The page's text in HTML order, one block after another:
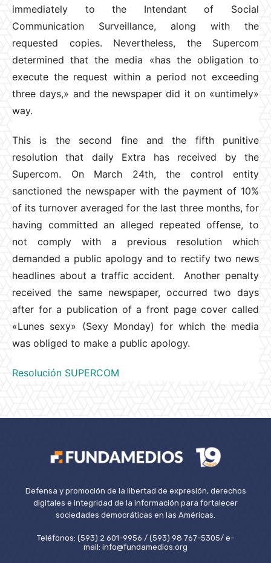
immediately to the Intendant of Social
Communication Surveillance, along with the
requested copies. Nevertheless, the Supercom
determined that the media «has the obligation to
execute the request within a period not exceeding
three days,» and the newspaper did it on «untimely»
way.
This is the second fine and the fifth punitive
resolution that daily Extra has received by the
Supercom. On March 24th, the control entity
sanctioned the newspaper with the payment of 10%
of its turnover averaged for the last three months, for
having committed an alleged repeated offense, to
not comply with a previous resolution which
demanded a public apology and to rectify two news
headlines about a traffic accident. Another penalty
received the same newspaper, occurred two days
after for a publication of a front page cover called
«Lunes sexy» (Sexy Monday) for which the media
was obliged to make a public apology.
Resolución SUPERCOM
Defensa y promoción de la libertad de expresión, derechos
digitales e integridad de la información para fortalecer
sociedades democráticas en las Américas.
Teléfonos: (593) 2 601-9956 / (593) 98 767-5305/ e-
mail: info@fundamedios.org